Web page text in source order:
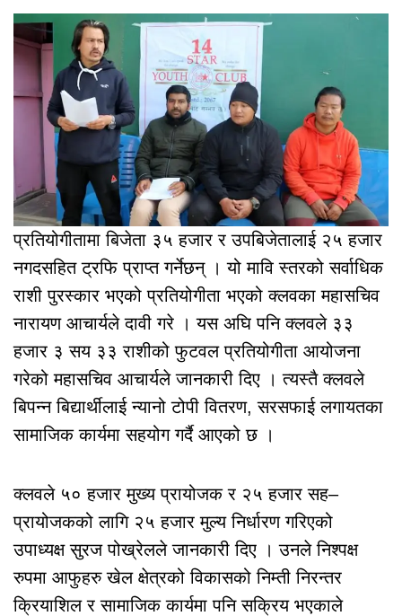
प्रतियोगीतामा बिजेता ३५ हजार र उपबिजेतालाई २५ हजार
नगदसहित ट्रफि प्राप्त गर्नेछन् । यो मावि स्तरको सर्वाधिक
राशी पुरस्कार भएको प्रतियोगीता भएको क्लवका महासचिव
नारायण आचार्यले दावी गरे । यस अघि पनि क्लवले ३३
हजार ३ सय ३३ राशीको फुटवल प्रतियोगीता आयोजना
गरेको महासचिव आचार्यले जानकारी दिए । त्यस्तै क्लवले
बिपन्न बिद्यार्थीलाई न्यानो टोपी वितरण, सरसफाई लगायतका
सामाजिक कार्यमा सहयोग गर्दै आएको छ ।
क्लवले ५० हजार मुख्य प्रायोजक र २५ हजार सह–
प्रायोजकको लागि २५ हजार मुल्य निर्धारण गरिएको
उपाध्यक्ष सुरज पोख्रेलले जानकारी दिए । उनले निश्पक्ष
रुपमा आफुहरु खेल क्षेत्रको विकासको निम्ती निरन्तर
क्रियाशिल र सामाजिक कार्यमा पनि सक्रिय भएकाले